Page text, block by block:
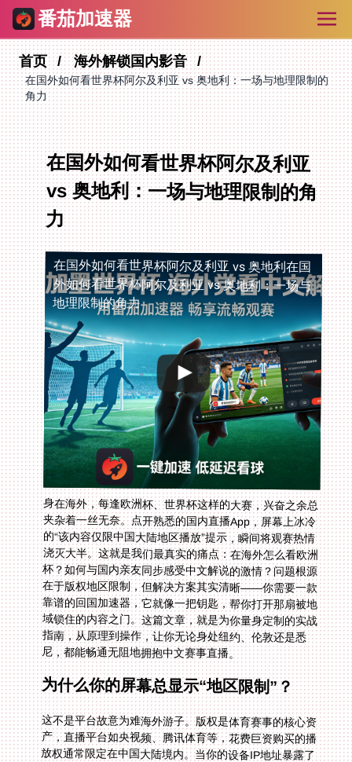
番茄加速器
首页 海外解锁国内影音
在国外如何看世界杯阿尔及利亚 vs 奥地利：一场与地理限制的
角力
在国外如何看世界杯阿尔及利亚
vs 奥地利：一场与地理限制的角
力
在国外如何看世界杯阿尔及利亚 vs 奥地利在国
外如何看世界杯阿尔及利亚 vs 奥地利：一场与
地理限制的角力
身在海外，每逢欧洲杯、世界杯这样的大赛，兴奋之余总
夹杂着一丝无奈。点开熟悉的国内直播App，屏幕上冰冷
的“该内容仅限中国大陆地区播放”提示，瞬间将观赛热情
浇灭大半。这就是我们最真实的痛点：在海外怎么看欧洲
杯？如何与国内亲友同步感受中文解说的激情？问题根源
在于版权地区限制，但解决方案其实清晰——你需要一款
靠谱的回国加速器，它就像一把钥匙，帮你打开那扇被地
域锁住的内容之门。这篇文章，就是为你量身定制的实战
指南，从原理到操作，让你无论身处纽约、伦敦还是悉
尼，都能畅通无阻地拥抱中文赛事直播。
为什么你的屏幕总显示“地区限制”？
这不是平台故意为难海外游子。版权是体育赛事的核心资
产，直播平台如央视频、腾讯体育等，花费巨资购买的播
放权通常限定在中国大陆境内。当你的设备IP地址暴露了